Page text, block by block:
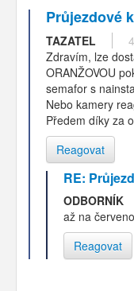
Průjezdové
TAZATEL
Zdravím, lze
ORANŽOVOU
semafor s
Nebo kamery
Předem díky za
Reagovat
RE:
ODBORNÍK
až na
Reagovat